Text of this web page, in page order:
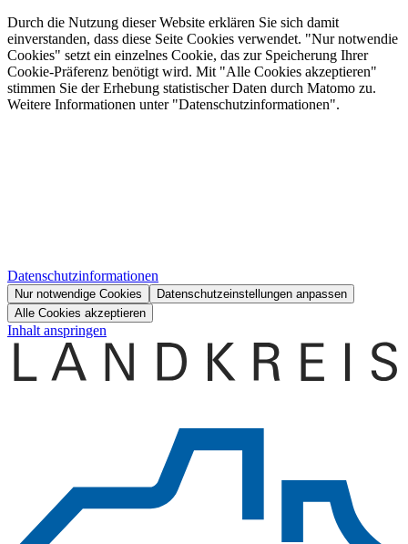
Durch die Nutzung dieser Website erklären Sie sich damit
einverstanden, dass diese Seite Cookies verwendet. "Nur notwendie
Cookies" setzt ein einzelnes Cookie, das zur Speicherung Ihrer
Cookie-Präferenz benötigt wird. Mit "Alle Cookies akzeptieren"
stimmen Sie der Erhebung statistischer Daten durch Matomo zu.
Weitere Informationen unter "Datenschutzinformationen".
Datenschutzinformationen
Nur notwendige Cookies
Datenschutzeinstellungen anpassen
Alle Cookies akzeptieren
Inhalt anspringen